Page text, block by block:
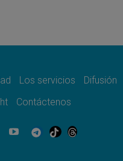
invisibles de una
Los servicios
Difusión
Contáctenos